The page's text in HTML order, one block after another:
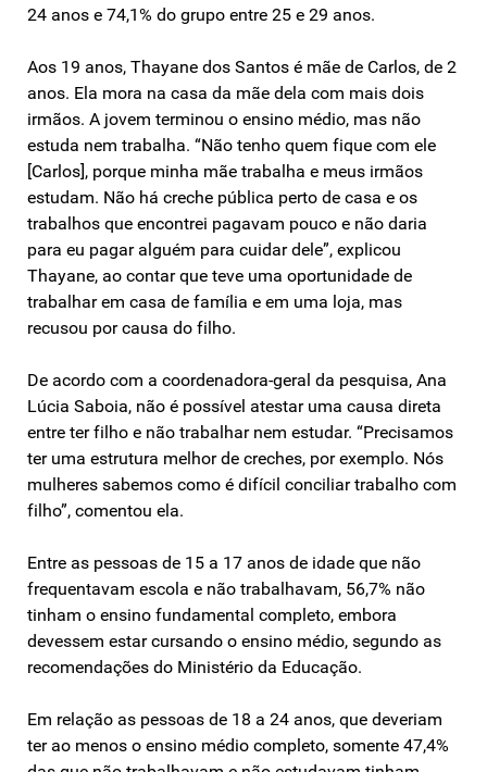
24 anos e 74,1% do grupo entre 25 e 29 anos.
Aos 19 anos, Thayane dos Santos é mãe de Carlos, de 2
anos. Ela mora na casa da mãe dela com mais dois
irmãos. A jovem terminou o ensino médio, mas não
estuda nem trabalha. “Não tenho quem fique com ele
[Carlos], porque minha mãe trabalha e meus irmãos
estudam. Não há creche pública perto de casa e os
trabalhos que encontrei pagavam pouco e não daria
para eu pagar alguém para cuidar dele”, explicou
Thayane, ao contar que teve uma oportunidade de
trabalhar em casa de família e em uma loja, mas
recusou por causa do filho.
De acordo com a coordenadora-geral da pesquisa, Ana
Lúcia Saboia, não é possível atestar uma causa direta
entre ter filho e não trabalhar nem estudar. “Precisamos
ter uma estrutura melhor de creches, por exemplo. Nós
mulheres sabemos como é difícil conciliar trabalho com
filho”, comentou ela.
Entre as pessoas de 15 a 17 anos de idade que não
frequentavam escola e não trabalhavam, 56,7% não
tinham o ensino fundamental completo, embora
devessem estar cursando o ensino médio, segundo as
recomendações do Ministério da Educação.
Em relação as pessoas de 18 a 24 anos, que deveriam
ter ao menos o ensino médio completo, somente 47,4%